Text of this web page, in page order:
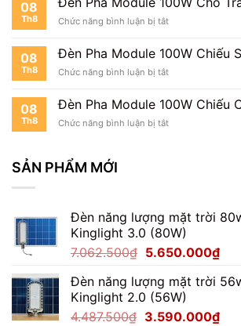
Module
100W
Nhà
08
Th8 Chức năng bình luận bị tắtở
Pha
Module
100W
Trang
08
Th8
Đèn Pha Module 100W Chiếu
Chức năng bình luận bị tắtở
Pha
Module
100W
08
Th8
Đèn Pha Module 100W Chiếu
Chức năng bình luận bị tắtở
SẢN PHẨM MỚI
Đèn năng lượng mặt trời
Kinglight 3.0 (80W)
7.062.500₫ Giá
là:
7.062.500₫.
5.650.000₫Giá
tại
Đèn năng lượng mặt trời
Kinglight 2.0 (56W)
4.487.500₫ Giá
3.590.000₫Giá